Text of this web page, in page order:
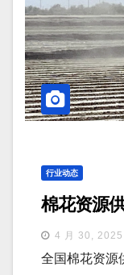
行业动态
棉花资源
4 月 30, 2025
全国棉花资源